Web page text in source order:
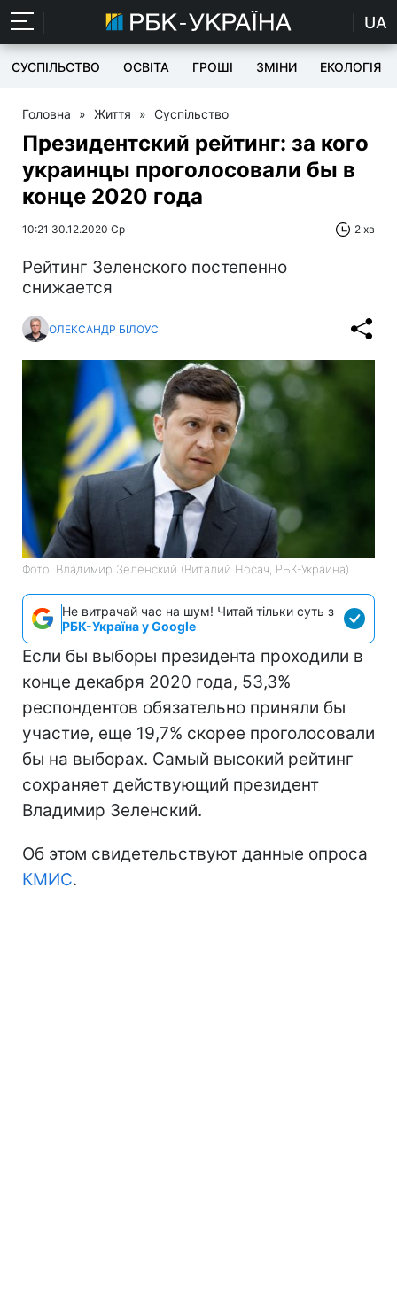
UA
СУСПІЛЬСТВО ОСВІТА ГРОШІ ЗМІНИ ЕКОЛОГІЯ
Головна » Життя » Суспільство
Президентский рейтинг: за кого
украинцы проголосовали бы в
конце 2020 года
10:21 30.12.2020 Ср 2 хв
Рейтинг Зеленского постепенно
снижается
ОЛЕКСАНДР БІЛОУС
Фото: Владимир Зеленский (Виталий Носач, РБК-Украина)
Не витрачай час на шум! Читай тільки суть з
РБК-Україна у Google
Если бы выборы президента проходили в
конце декабря 2020 года, 53,3%
респондентов обязательно приняли бы
участие, еще 19,7% скорее проголосовали
бы на выборах. Самый высокий рейтинг
сохраняет действующий президент
Владимир Зеленский.
Об этом свидетельствуют данные опроса
КМИС.